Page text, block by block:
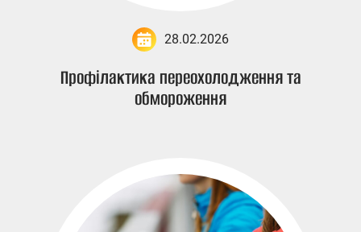
28.02.2026
Профілактика переохолодження та
обмороження